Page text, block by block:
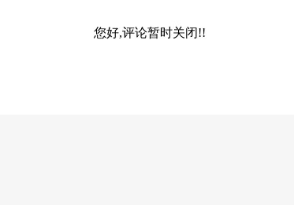
您好,评论暂时关闭!!